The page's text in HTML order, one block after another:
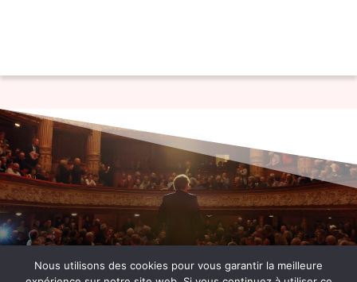
Nous utilisons des cookies pour vous garantir la meilleure